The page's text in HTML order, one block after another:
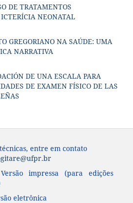
DE TRATAMENTOS
NEONATAL
GREGORIANO NA SAÚDE: UMA
NARRATIVA
DE UNA ESCALA PARA
DE EXAMEN FÍSICO DE LAS
entre em contato
impressa (para edições
eletrônica